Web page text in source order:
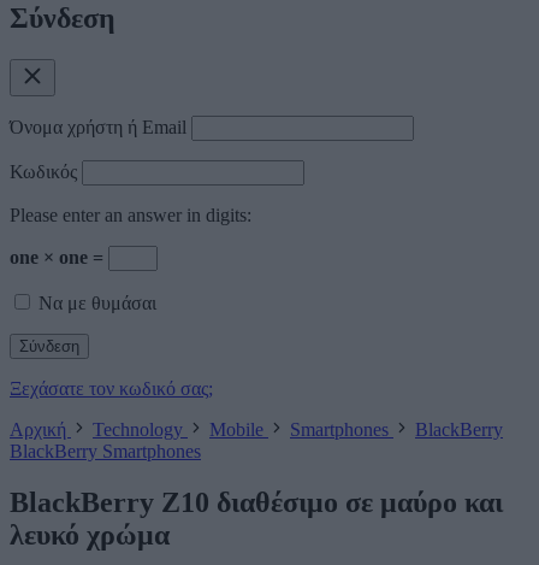
Σύνδεση
Όνομα χρήστη ή Email
Κωδικός
Please enter an answer in digits:
one × one =
Να με θυμάσαι
Ξεχάσατε τον κωδικό σας;
Αρχική
Technology Mobile Smartphones
BlackBerry
BlackBerry Smartphones
BlackBerry Z10 διαθέσιμο σε μαύρο και
λευκό χρώμα